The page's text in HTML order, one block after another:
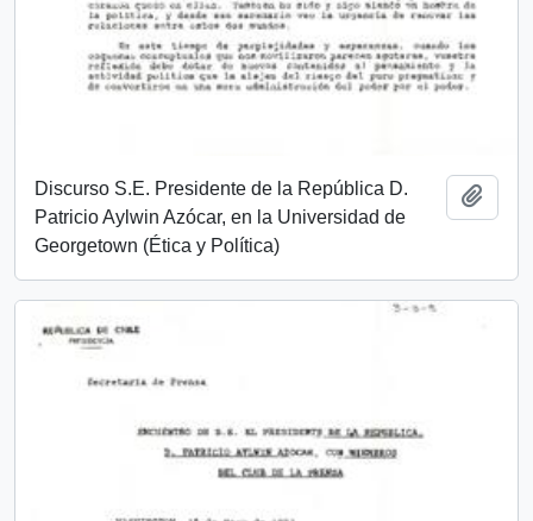
Discurso S.E. Presidente de la República D.
Patricio Aylwin Azócar, en la Universidad de
Georgetown (Ética y Política)